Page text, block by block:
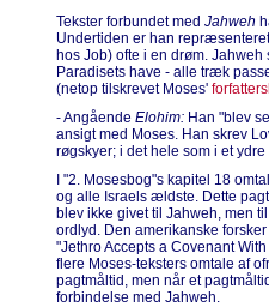
Tekster forbundet med Jahweh
Undertiden er han
hos Job) ofte i en drøm.
Paradisets have - alle træk
(netop tilskrevet Moses'
- Angående Elohim: Han "blev
ansigt med Moses. Han skrev
røgskyer; i det hele som i et
I "2. Mosesbog"s kapitel 18
og alle Israels ældste. Dette
blev ikke givet til Jahweh, men
ordlyd. Den amerikanske
"Jethro Accepts a Covenant
flere Moses-teksters omtale af
pagtmåltid, men når et
forbindelse med Jahweh.